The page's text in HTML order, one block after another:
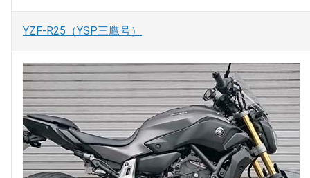
YZF-R25（YSP三鷹号）